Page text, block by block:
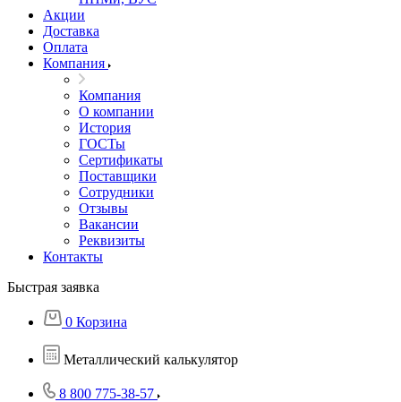
Акции
Доставка
Оплата
Компания
Компания
О компании
История
ГОСТы
Сертификаты
Поставщики
Сотрудники
Отзывы
Вакансии
Реквизиты
Контакты
Быстрая заявка
0 Корзина
Металлический калькулятор
8 800 775-38-57